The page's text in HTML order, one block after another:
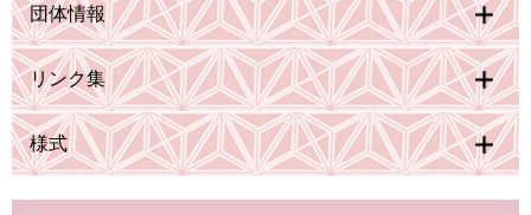
団体情報
リンク集
様式